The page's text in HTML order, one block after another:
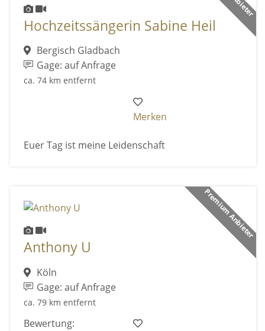
Hochzeitssängerin Sabine Heil
Bergisch Gladbach
Gage: auf Anfrage
ca. 74 km entfernt
Merken
Euer Tag ist meine Leidenschaft
Premium Anbieter
Anthony U
Köln
Gage: auf Anfrage
ca. 79 km entfernt
Bewertung: